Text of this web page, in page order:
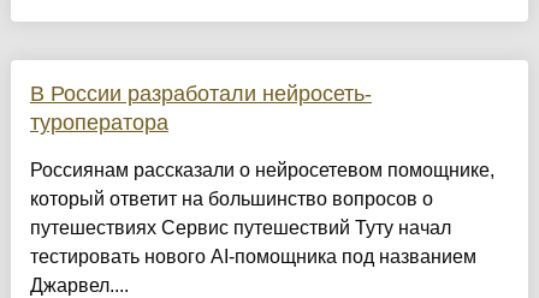
В России разработали нейросеть-
туроператора
Россиянам рассказали о нейросетевом помощнике,
который ответит на большинство вопросов о
путешествиях Сервис путешествий Туту начал
тестировать нового AI-помощника под названием
Джарвел....